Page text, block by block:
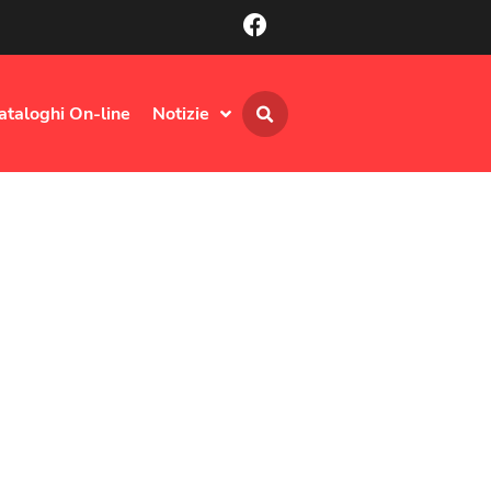
On-line Notizie